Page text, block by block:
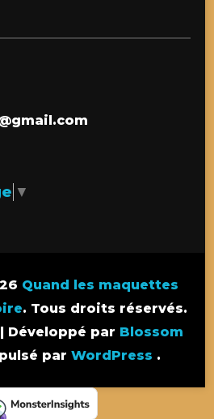
▼
Quand les maquettes
. Tous droits réservés.
Développé par Blossom
par WordPress .